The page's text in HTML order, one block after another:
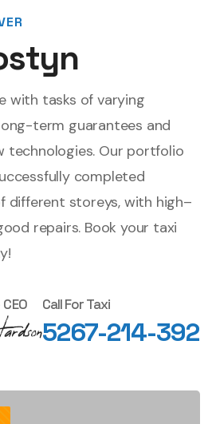
with tasks of varying
term guarantees and
technologies. Our portfolio
completed
different storeys, with high–
repairs. Book your taxi
Call For Taxi
5267-214-392